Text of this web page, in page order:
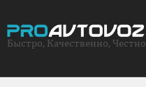
Быстро, Качественно, Честно